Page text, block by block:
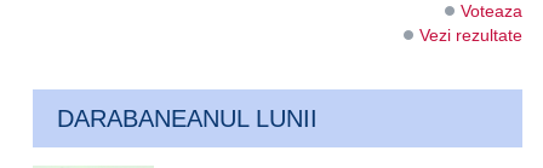
Voteaza
Vezi rezultate
DARABANEANUL LUNII